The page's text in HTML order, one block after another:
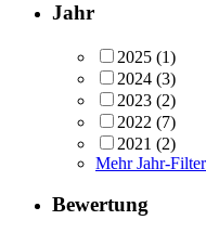
Jahr
2025 (1)
2024 (3)
2023 (2)
2022 (7)
2021 (2)
Mehr Jahr-
Bewertung